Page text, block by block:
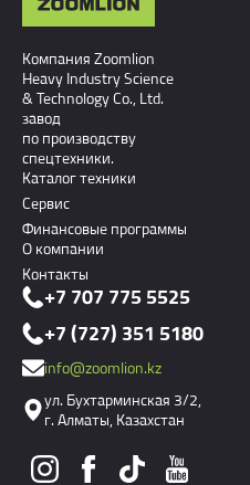
Компания Zoomlion
Heavy Industry Science
& Technology Co., Ltd.
завод
по производству
спецтехники.
Каталог техники
Сервис
Финансовые программы
О компании
Контакты
+7 707 775 5525
+7 (727) 351 5180
info@zoomlion.kz
ул. Бухтарминская 3/2,
г. Алматы, Казахстан